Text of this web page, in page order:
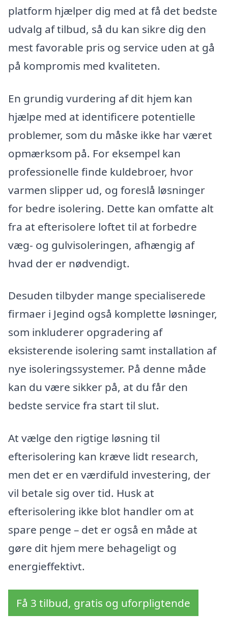
platform hjælper dig med at få det bedste
udvalg af tilbud, så du kan sikre dig den
mest favorable pris og service uden at gå
på kompromis med kvaliteten.
En grundig vurdering af dit hjem kan
hjælpe med at identificere potentielle
problemer, som du måske ikke har været
opmærksom på. For eksempel kan
professionelle finde kuldebroer, hvor
varmen slipper ud, og foreslå løsninger
for bedre isolering. Dette kan omfatte alt
fra at efterisolere loftet til at forbedre
væg- og gulvisoleringen, afhængig af
hvad der er nødvendigt.
Desuden tilbyder mange specialiserede
firmaer i Jegind også komplette løsninger,
som inkluderer opgradering af
eksisterende isolering samt installation af
nye isoleringssystemer. På denne måde
kan du være sikker på, at du får den
bedste service fra start til slut.
At vælge den rigtige løsning til
efterisolering kan kræve lidt research,
men det er en værdifuld investering, der
vil betale sig over tid. Husk at
efterisolering ikke blot handler om at
spare penge – det er også en måde at
gøre dit hjem mere behageligt og
energieffektivt.
Få 3 tilbud, gratis og uforpligtende